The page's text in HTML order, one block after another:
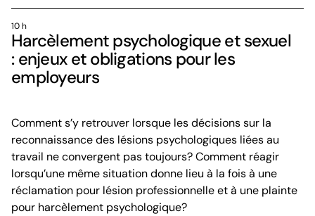
Harcèlement psychologique et sexuel
: enjeux et obligations pour les
employeurs
10 h
Comment s’y retrouver lorsque les décisions sur la
reconnaissance des lésions psychologiques liées au
travail ne convergent pas toujours? Comment réagir
lorsqu’une même situation donne lieu à la fois à une
réclamation pour lésion professionnelle et à une plainte
pour harcèlement psychologique?